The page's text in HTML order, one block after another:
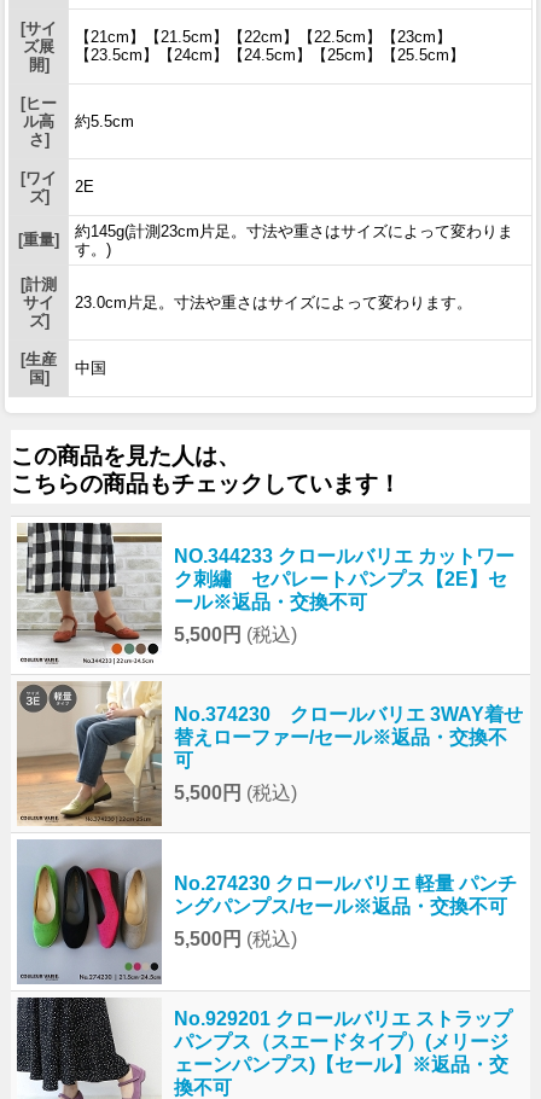
[サイ
ズ展
開]
【21cm】【21.5cm】【22cm】【22.5cm】【23cm】
【23.5cm】【24cm】【24.5cm】【25cm】【25.5cm】
[ヒー
ル高
さ]
約5.5cm
[ワイ
ズ]
2E
[重量]
約145g(計測23cm片足。寸法や重さはサイズによって変わりま
す。)
[計測
サイ
ズ]
23.0cm片足。寸法や重さはサイズによって変わります。
[生産
国]
中国
この商品を見た人は、
こちらの商品もチェックしています！
NO.344233 クロールバリエ カットワー
ク刺繡 セパレートパンプス【2E】セ
ール※返品・交換不可
5,500円 (税込)
No.374230 クロールバリエ 3WAY着せ
替えローファー/セール※返品・交換不
可
5,500円 (税込)
No.274230 クロールバリエ 軽量 パンチ
ングパンプス/セール※返品・交換不可
5,500円 (税込)
No.929201 クロールバリエ ストラップ
パンプス（スエードタイプ）(メリージ
ェーンパンプス)【セール】※返品・交
換不可